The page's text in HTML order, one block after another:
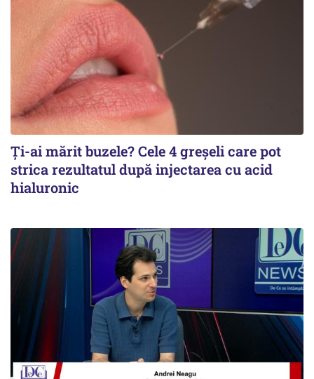
Ți-ai mărit buzele? Cele 4 greșeli care pot
strica rezultatul după injectarea cu acid
hialuronic